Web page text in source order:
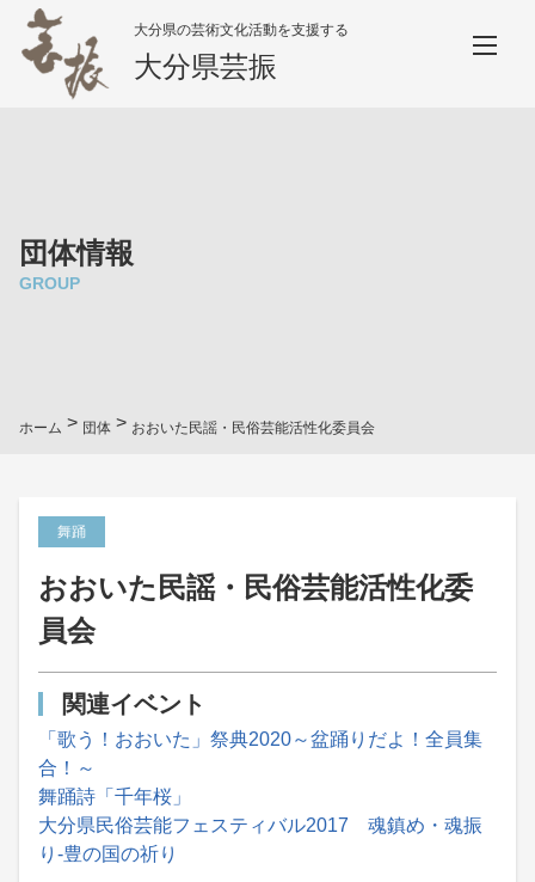
大分県の芸術文化活動を支援する
大分県芸振
団体情報
GROUP
ホーム > 団体 > おおいた民謡・民俗芸能活性化委員会
舞踊
おおいた民謡・民俗芸能活性化委
員会
関連イベント
「歌う！おおいた」祭典2020～盆踊りだよ！全員集
合！～
舞踊詩「千年桜」
大分県民俗芸能フェスティバル2017 魂鎮め・魂振
り-豊の国の祈り